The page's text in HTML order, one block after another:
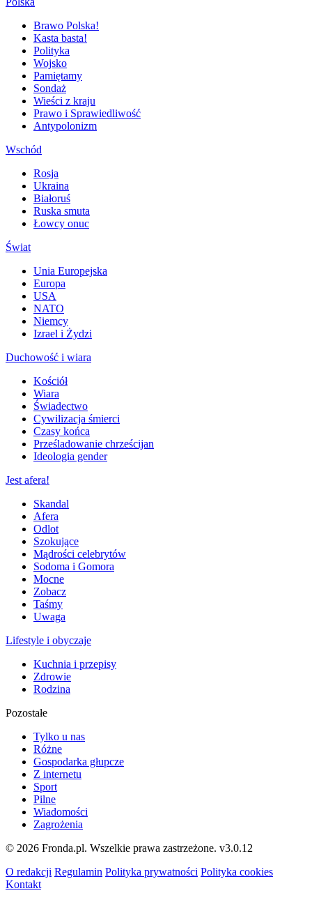
Brawo Polska!
Kasta basta!
Polityka
Wojsko
Pamiętamy
Sondaż
Wieści z kraju
Prawo i Sprawiedliwość
Antypolonizm
Wschód
Rosja
Ukraina
Białoruś
Ruska smuta
Łowcy onuc
Świat
Unia Europejska
Europa
USA
NATO
Niemcy
Izrael i Żydzi
Duchowość i wiara
Kościół
Wiara
Świadectwo
Cywilizacja śmierci
Czasy końca
Prześladowanie chrześcijan
Ideologia gender
Jest afera!
Skandal
Afera
Odlot
Szokujące
Mądrości celebrytów
Sodoma i Gomora
Mocne
Zobacz
Taśmy
Uwaga
Lifestyle i obyczaje
Kuchnia i przepisy
Zdrowie
Rodzina
Pozostałe
Tylko u nas
Różne
Gospodarka głupcze
Z internetu
Sport
Pilne
Wiadomości
Zagrożenia
© 2026 Fronda.pl. Wszelkie prawa zastrzeżone. v3.0.12
O redakcji Regulamin Polityka prywatności Polityka cookies
Kontakt